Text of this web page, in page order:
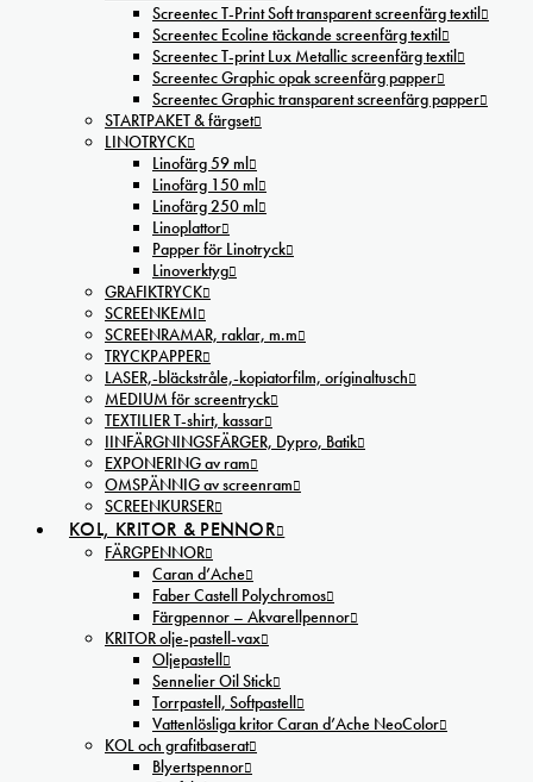
Screentec T-Print Soft transparent screenfärg textil
Screentec Ecoline täckande screenfärg textil
Screentec T-print Lux Metallic screenfärg textil
Screentec Graphic opak screenfärg papper
Screentec Graphic transparent screenfärg papper
STARTPAKET & färgset
LINOTRYCK
Linofärg 59 ml
Linofärg 150 ml
Linofärg 250 ml
Linoplattor
Papper för Linotryck
Linoverktyg
GRAFIKTRYCK
SCREENKEMI
SCREENRAMAR, raklar, m.m
TRYCKPAPPER
LASER,-bläckstråle,-kopiatorfilm, oríginaltusch
MEDIUM för screentryck
TEXTILIER T-shirt, kassar
IINFÄRGNINGSFÄRGER, Dypro, Batik
EXPONERING av ram
OMSPÄNNIG av screenram
SCREENKURSER
KOL, KRITOR & PENNOR
FÄRGPENNOR
Caran d’Ache
Faber Castell Polychromos
Färgpennor – Akvarellpennor
KRITOR olje-pastell-vax
Oljepastell
Sennelier Oil Stick
Torrpastell, Softpastell
Vattenlösliga kritor Caran d’Ache NeoColor
KOL och grafitbaserat
Blyertspennor